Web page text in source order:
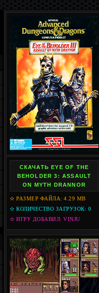
СКАЧАТЬ EYE OF THE
BEHOLDER 3: ASSAULT
ON MYTH DRANNOR
✫ РАЗМЕР ФАЙЛА: 4.29 MB
✫ КОЛИЧЕСТВО ЗАГРУЗОК: 0
✫ ИГРУ ДОБАВИЛ: VINJU